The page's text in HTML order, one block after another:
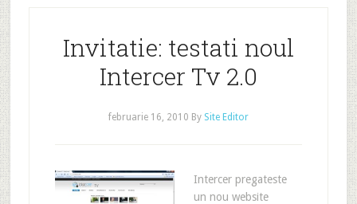
Invitatie: testati noul
Intercer Tv 2.0
februarie 16, 2010 By Site Editor
Intercer pregateste
un nou website